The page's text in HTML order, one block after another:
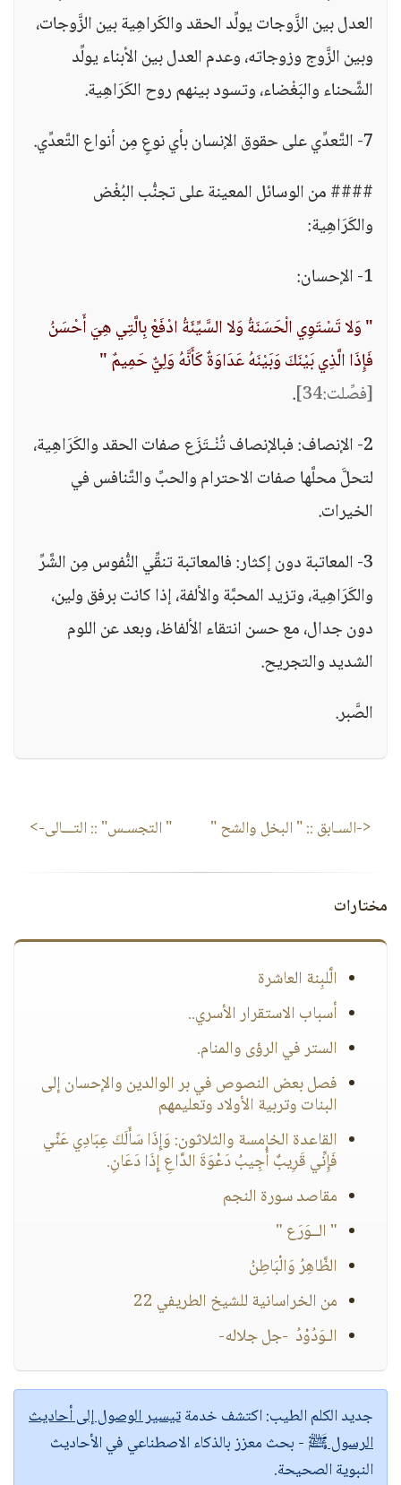
العدل بين الزَّوجات يولِّد الحقد والكَراهِية بين الزَّوجات،
وبين الزَّوج وزوجاته، وعدم العدل بين الأبناء يولِّد
الشَّحناء والبَغْضاء، وتسود بينهم روح الكَرَاهِية.
7- التَّعدِّي على حقوق الإنسان بأي نوعٍ مِن أنواع التَّعدِّي.
#### من الوسائل المعينة على تجنُّب البُغْض
والكَرَاهِية:
1- الإحسان:
" وَلا تَسْتَوِي الْحَسَنَةُ وَلا السَّيِّئَةُ ادْفَعْ بِالَّتِي هِيَ أَحْسَنُ
فَإِذَا الَّذِي بَيْنَكَ وَبَيْنَهُ عَدَاوَةٌ كَأَنَّهُ وَلِيٌّ حَمِيمٌ "
[فصِّلت:34]
.
2- الإنصاف: فبالإنصاف تُنْـتَزَع صفات الحقد والكَرَاهِية،
لتحلَّ محلَّها صفات الاحترام والحبِّ والتَّنافس في
الخيرات.
3- المعاتبة دون إكثار: فالمعاتبة تنقِّي النُّفوس مِن الشَّرِّ
والكَرَاهِية، وتزيد المحبَّة والألفة، إذا كانت برفق ولين،
دون جدال، مع حسن انتقاء الألفاظ، وبعد عن اللوم
الشديد والتجريح.
الصَّبر.
<-السـابق ::" البخل والشح " " التجسـس" :: التـــالى->
مختارات
الَّلبِنة العاشرة
أسباب الاستقرار الأسري..
الستر في الرؤى والمنام.
فصل بعض النصوص في بر الوالدين والإحسان إلى
البنات وتربية الأولاد وتعليمهم
القاعدة الخامسة والثلاثون: وَإِذَا سَأَلَكَ عِبَادِي عَنِّي
فَإِنِّي قَرِيبٌ أُجِيبُ دَعْوَةَ الدَّاعِ إِذَا دَعَانِ.
مقاصد سورة النجم
" الــوَرَع "
الظَّاهِرُ وَالْبَاطِنُ
من الخراسانية للشيخ الطريفي 22
الـوَدُوْدُ -جل جلاله-
جديد الكلم الطيب:اكتشف خدمةتيسير الوصول إلى أحاديث
الرسول ﷺ - بحث معزز بالذكاء الاصطناعي في الأحاديث
النبوية الصحيحة.